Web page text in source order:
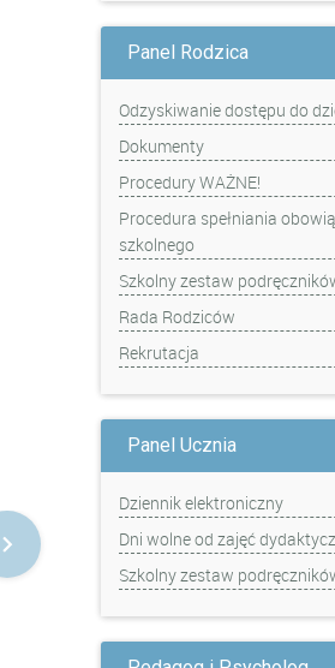
Panel Rodzica
Odzyskiwanie dostępu do
Dokumenty
Procedury WAŻNE!
Procedura spełniania
szkolnego
Szkolny zestaw
Rada Rodziców
Rekrutacja
Panel Ucznia
Dziennik elektroniczny
Dni wolne od zajęć
Szkolny zestaw